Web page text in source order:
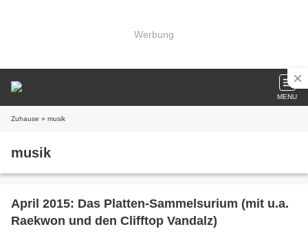
Werbung
MENU
Zuhause » musik
musik
April 2015: Das Platten-Sammelsurium (mit u.a.
Raekwon und den Clifftop Vandalz)